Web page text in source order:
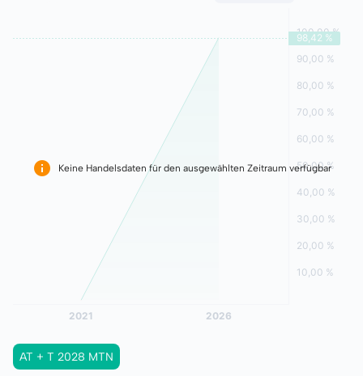
Keine Handelsdaten für den ausgewählten Zeitraum verfügbar
AT + T 2028 MTN